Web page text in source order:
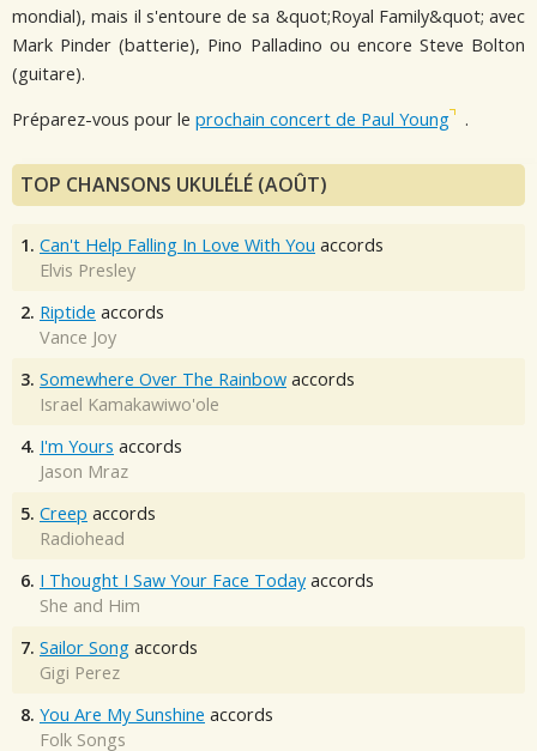
mondial), mais il s'entoure de sa &quot;Royal Family&quot; avec
Mark Pinder (batterie), Pino Palladino ou encore Steve Bolton
(guitare).
Préparez-vous pour le prochain concert de Paul Young .
TOP CHANSONS UKULÉLÉ (AOÛT)
1. Can't Help Falling In Love With You accords
Elvis Presley
2. Riptide accords
Vance Joy
3. Somewhere Over The Rainbow accords
Israel Kamakawiwo'ole
4. I'm Yours accords
Jason Mraz
5. Creep accords
Radiohead
6. I Thought I Saw Your Face Today accords
She and Him
7. Sailor Song accords
Gigi Perez
8. You Are My Sunshine accords
Folk Songs